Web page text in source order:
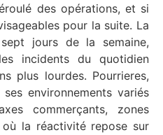
des opérations, et si
pour la suite. La
jours de la semaine,
incidents du quotidien
plus lourdes. Pourrieres,
environnements variés
commerçants, zones
la réactivité repose sur